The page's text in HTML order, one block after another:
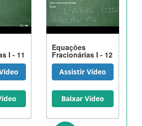
I - 11
Equações
Fracionárias I - 12
Assistir Vídeo
Baixar Vídeo